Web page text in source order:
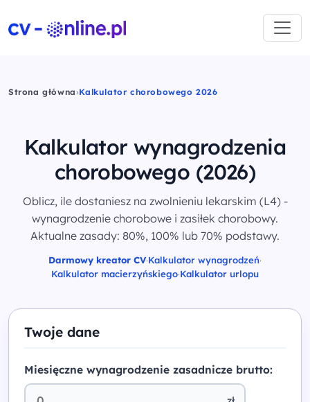
Strona główna›Kalkulator chorobowego 2026
Kalkulator wynagrodzenia
chorobowego (2026)
Oblicz, ile dostaniesz na zwolnieniu lekarskim (L4) -
wynagrodzenie chorobowe i zasiłek chorobowy.
Aktualne zasady: 80%, 100% lub 70% podstawy.
Darmowy kreator CV·Kalkulator wynagrodzeń·
Kalkulator macierzyńskiego·Kalkulator urlopu
Twoje dane
Miesięczne wynagrodzenie zasadnicze brutto: